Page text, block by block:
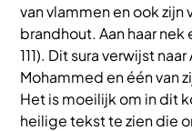
van vlammen en ook zijn
brandhout. Aan haar nek
111). Dit sura verwijst
Mohammed en één van
Het is moeilijk om in dit
heilige tekst te zien die